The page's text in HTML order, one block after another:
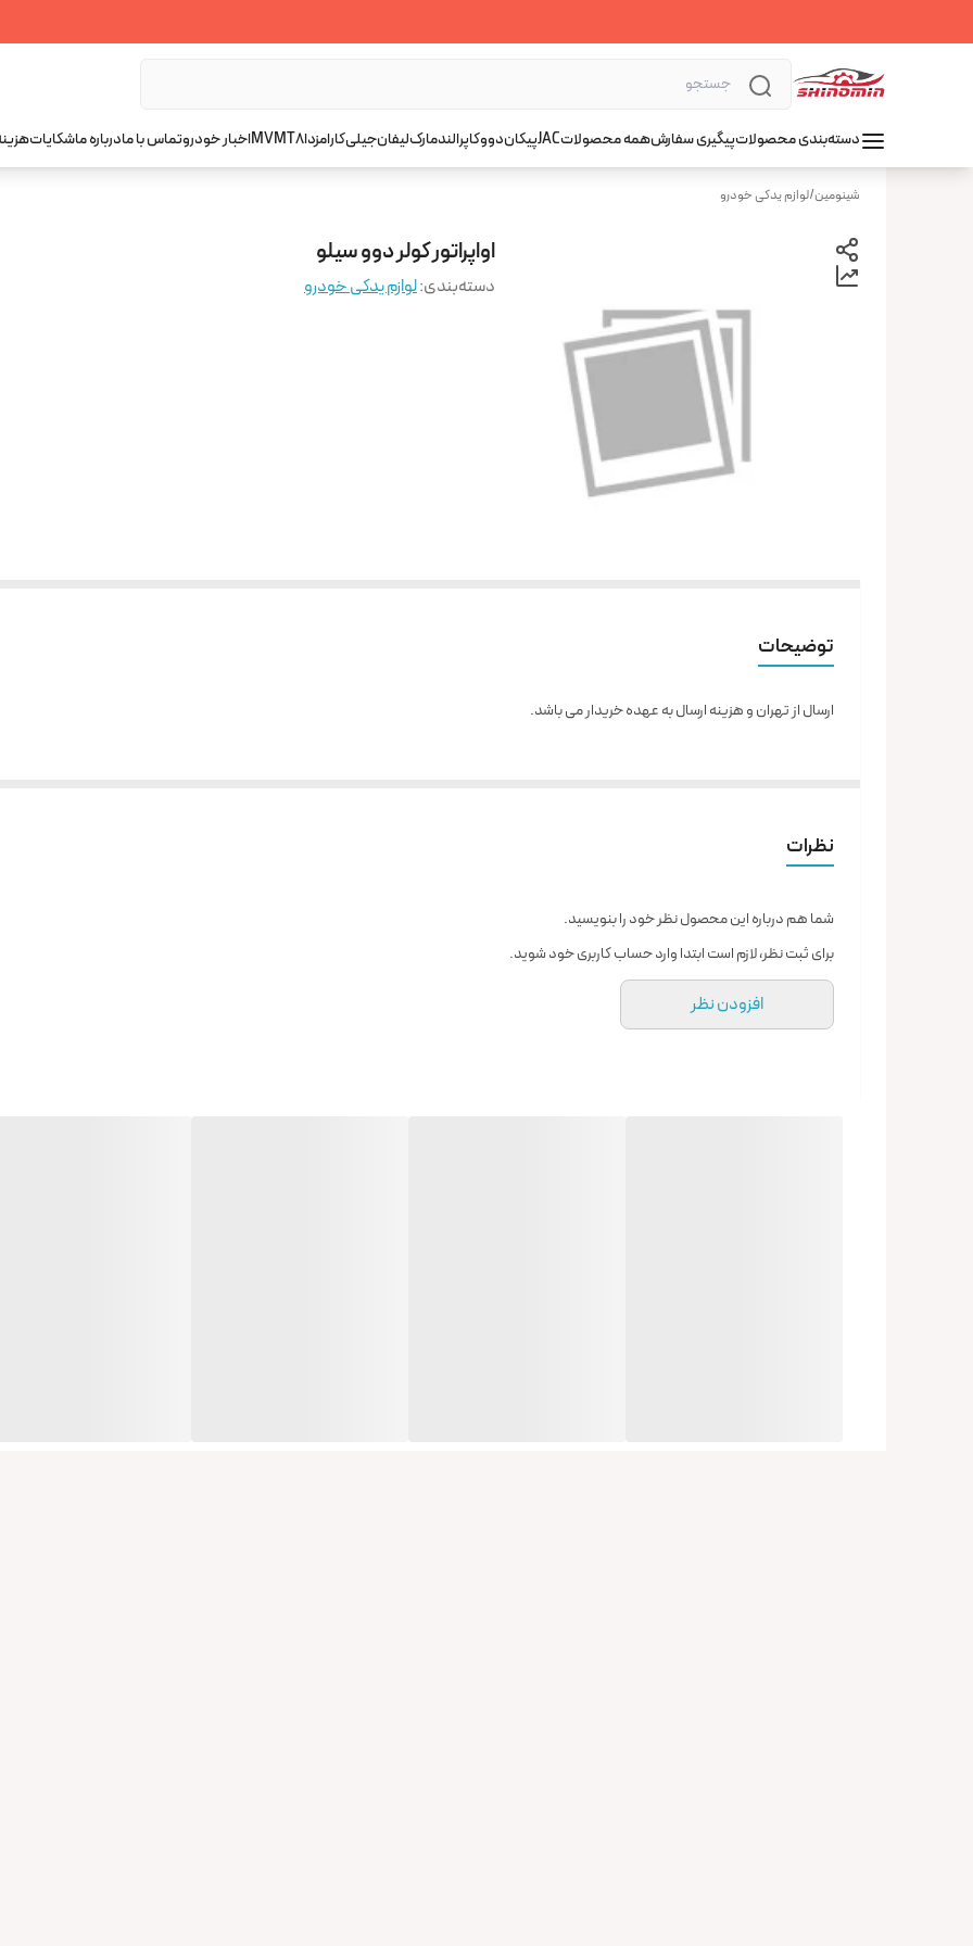
دسته‌بندی محصولاتپیگیری سفارشهمه محصولاتJACپیکاندووکاپرالندمارکلیفانجیلیکارامزداT8
MVMاخبار خودروتماس با مادرباره ماشکایات
شینومین/لوازم یدکی خودرو
اواپراتور کولر دوو سیلو
دسته‌بندی:لوازم یدکی خودرو
توضیحات
ارسال از تهران و هزینه ارسال به عهده خریدار می باشد.
نظرات
شما هم درباره این محصول نظر خود را بنویسید.
برای ثبت نظر، لازم است ابتدا وارد حساب کاربری خود شوید.
افزودن نظر